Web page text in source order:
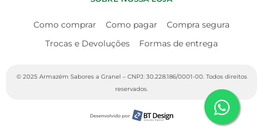
Como comprar Como pagar
Compra segura
Trocas e Devoluções
Formas de entrega
© 2025 Armazém Sabores a Granel – CNPJ: 30.228.186/0001-00. Todos direitos
reservados.